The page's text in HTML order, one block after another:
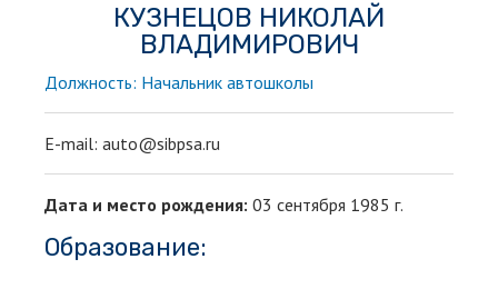
КУЗНЕЦОВ НИКОЛАЙ
ВЛАДИМИРОВИЧ
Должность: Начальник автошколы
E-mail: auto@sibpsa.ru
Дата и место рождения: 03 сентября 1985 г.
Образование: